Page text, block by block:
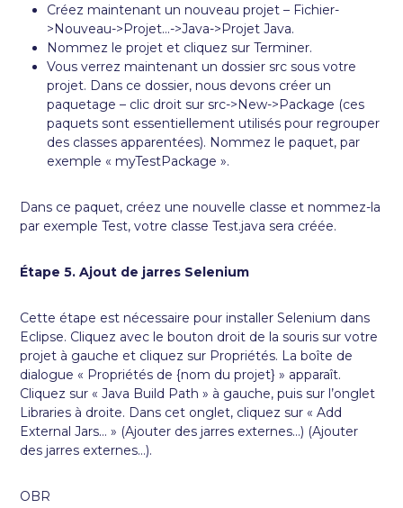
Créez maintenant un nouveau projet – Fichier-
>Nouveau->Projet…->Java->Projet Java.
Nommez le projet et cliquez sur Terminer.
Vous verrez maintenant un dossier src sous votre
projet. Dans ce dossier, nous devons créer un
paquetage – clic droit sur src->New->Package (ces
paquets sont essentiellement utilisés pour regrouper
des classes apparentées). Nommez le paquet, par
exemple « myTestPackage ».
Dans ce paquet, créez une nouvelle classe et nommez-la
par exemple Test, votre classe Test.java sera créée.
Étape 5. Ajout de jarres Selenium
Cette étape est nécessaire pour installer Selenium dans
Eclipse. Cliquez avec le bouton droit de la souris sur votre
projet à gauche et cliquez sur Propriétés. La boîte de
dialogue « Propriétés de {nom du projet} » apparaît.
Cliquez sur « Java Build Path » à gauche, puis sur l’onglet
Libraries à droite. Dans cet onglet, cliquez sur « Add
External Jars… » (Ajouter des jarres externes…) (Ajouter
des jarres externes…).
OBR